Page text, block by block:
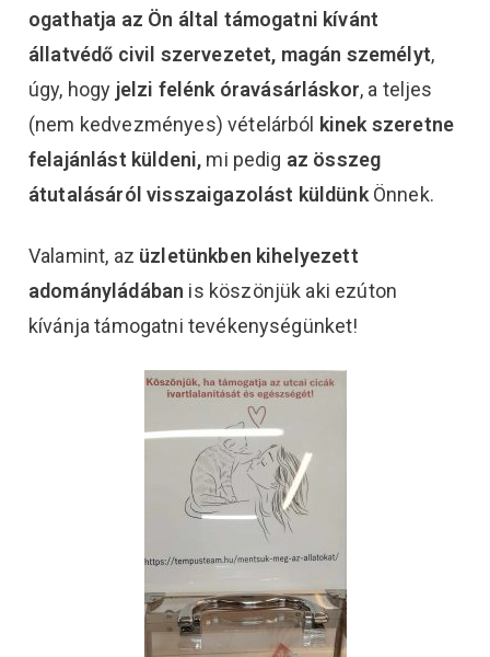
ogathatja az Ön által támogatni kívánt
állatvédő civil szervezetet, magán személyt,
úgy, hogy jelzi felénk óravásárláskor, a teljes
(nem kedvezményes) vételárból kinek szeretne
felajánlást küldeni, mi pedig az összeg
átutalásáról visszaigazolást küldünkÖnnek.
Valamint, az üzletünkben kihelyezett
adományládában is köszönjük aki ezúton
kívánja támogatni tevékenységünket!